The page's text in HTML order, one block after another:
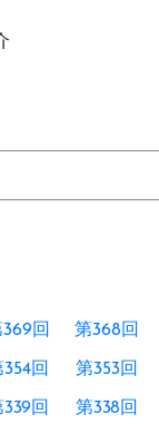
回 第368回
354回 第353回
回 第338回